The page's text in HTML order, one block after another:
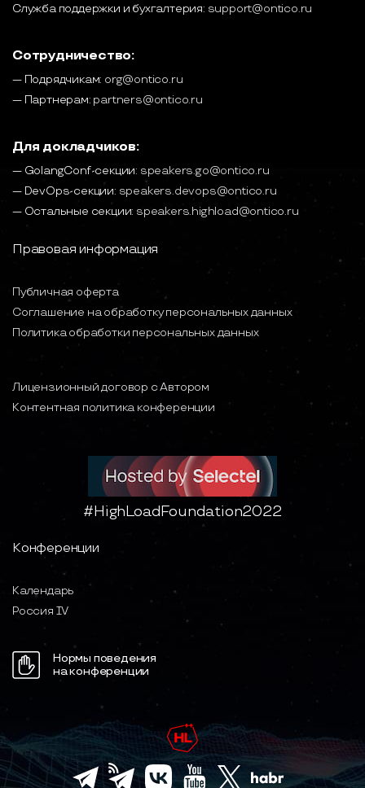
Служба поддержки и бухгалтерия: support@ontico.ru
Сотрудничество:
— Подрядчикам: org@ontico.ru
— Партнерам: partners@ontico.ru
Для докладчиков:
— GolangConf-секции: speakers.go@ontico.ru
— DevOps-секции: speakers.devops@ontico.ru
— Остальные секции: speakers.highload@ontico.ru
Конференции
Календарь
Россия IV
Нормы поведения
на конференции
Правовая информация
Публичная оферта
Соглашение на обработку персональных данных
Политика обработки персональных данных
Лицензионный договор с Автором
Контентная политика конференции
#HighLoadFoundation2022